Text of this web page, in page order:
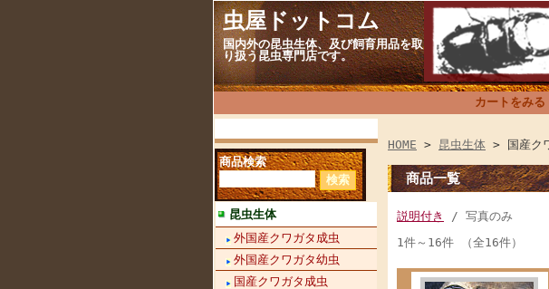
虫屋ドットコム
国内外の昆虫生体、及び飼育用品を取
り扱う昆虫専門店です。
カートをみる
商品検索
昆虫生体
外国産クワガタ成虫
外国産クワガタ幼虫
国産クワガタ成虫
HOME > 昆虫生体 > 国産ク
商品一覧
説明付き
/ 写真のみ
1件～16件 （全16件）